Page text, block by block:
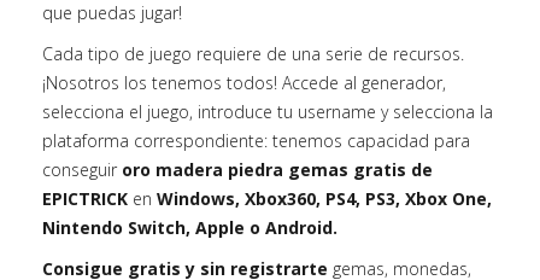
que puedas jugar!
Cada tipo de juego requiere de una serie de recursos.
¡Nosotros los tenemos todos! Accede al generador,
selecciona el juego, introduce tu username y selecciona la
plataforma correspondiente: tenemos capacidad para
conseguir oro madera piedra gemas gratis de
EPICTRICK en Windows, Xbox360, PS4, PS3, Xbox One,
Nintendo Switch, Apple o Android.
Consigue gratis y sin registrarte gemas, monedas,